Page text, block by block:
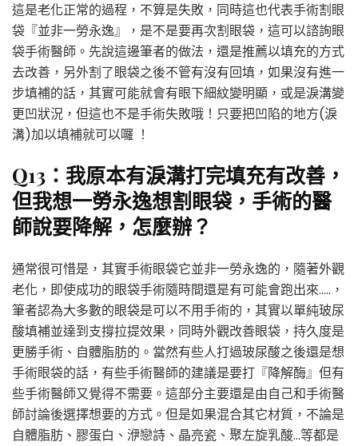
這是老化正常的過程，不算是失敗，同時這也代表手術割眼
袋『並非一勞永逸』，是不是要再次割眼袋，這可以諮詢眼
袋手術醫師。先說這邊筆者的做法，還是推薦以填充的方式
去改善，另外割了眼袋之後不管有沒有回填，如果沒有進一
步填補的話，其實可能就會有眼下細紋變明顯，或是淚溝變
更凹狀況，但這也不是手術失敗哦！只要把凹陷的地方(淚
溝)加以填補就可以囉 ！
Q13：我原本有淚溝打完填充有改善，
但我想一勞永逸想割眼袋，手術的醫
師說要降解，怎麼辦？
通常很可惜是，其實手術眼袋它並非一勞永逸的，隨著外觀
老化，即使成功的眼袋手術隨時間還是有可能會跑出來…..，
筆者認為大多數的眼袋是可以不用手術的，其實以單純玻尿
酸填補並達到支撐拉提效果，同時外觀改善眼袋，持久度是
更勝手術、自體脂肪的。當然有些人打過玻尿酸之後還是想
手術眼袋的話，有些手術醫師的建議是要打『降解酶』但有
些手術醫師又覺得不需要。這部分主要還是由自己和手術醫
師討論後選擇想要的方式。但是如果混合其它材質，不論是
自體脂肪、膠蛋白、洢戀詩、晶亮瓷、聚左旋乳酸…等都是